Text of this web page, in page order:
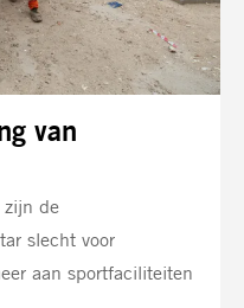
van
zijn de
slecht voor
aan sportfaciliteiten